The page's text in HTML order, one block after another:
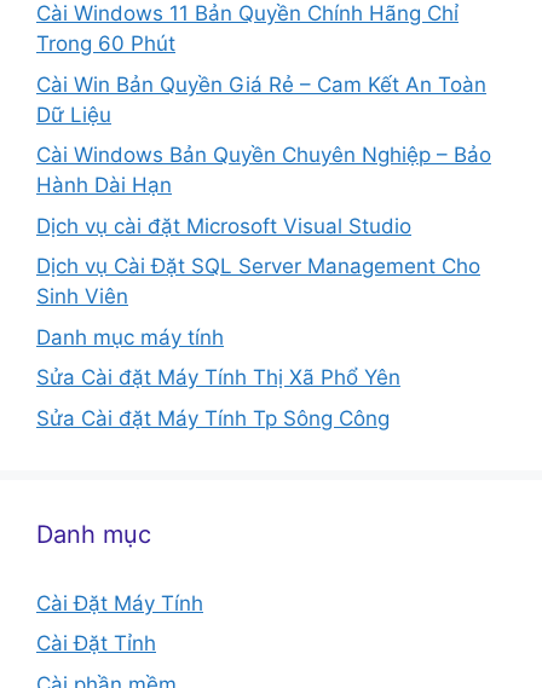
Cài Windows 11 Bản Quyền Chính Hãng Chỉ
Trong 60 Phút
Cài Win Bản Quyền Giá Rẻ – Cam Kết An Toàn
Dữ Liệu
Cài Windows Bản Quyền Chuyên Nghiệp – Bảo
Hành Dài Hạn
Dịch vụ cài đặt Microsoft Visual Studio
Dịch vụ Cài Đặt SQL Server Management Cho
Sinh Viên
Danh mục máy tính
Sửa Cài đặt Máy Tính Thị Xã Phổ Yên
Sửa Cài đặt Máy Tính Tp Sông Công
Danh mục
Cài Đặt Máy Tính
Cài Đặt Tỉnh